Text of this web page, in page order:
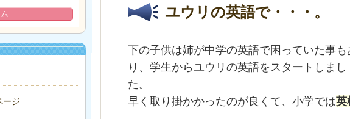
ユウリの英語で・・・。
下の子供は姉が中学の英語で困っていた事も
り、学生からユウリの英語をスタートしまし
た。
早く取り掛かかったのが良くて、小学では英
ージ